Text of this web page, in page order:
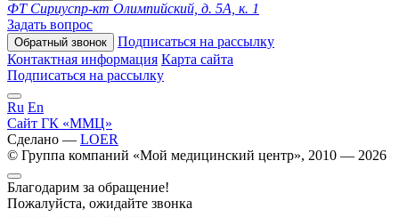
ФТ Сириуспр-кт Олимпийский, д. 5А, к. 1
Задать вопрос
Обратный звонок
Подписаться на рассылку
Контактная информация Карта сайта
Подписаться на рассылку
Ru En
Сайт ГК «ММЦ»
Сделано — LOER
© Группа компаний «Мой медицинский центр», 2010 — 2026
Благодарим за обращение!
Пожалуйста, ожидайте звонка